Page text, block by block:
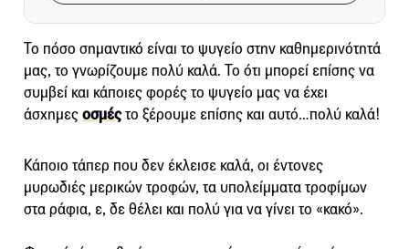
Το πόσο σημαντικό είναι το ψυγείο στην καθημερινότητά
μας, το γνωρίζουμε πολύ καλά. Το ότι μπορεί επίσης να
συμβεί και κάποιες φορές το ψυγείο μας να έχει
άσχημεςοσμέςτο ξέρουμε επίσης και αυτό…πολύ καλά!
Κάποιο τάπερ που δεν έκλεισε καλά, οι έντονες
μυρωδιές μερικών τροφών, τα υπολείμματα τροφίμων
στα ράφια, ε, δε θέλει και πολύ για να γίνει το «κακό».